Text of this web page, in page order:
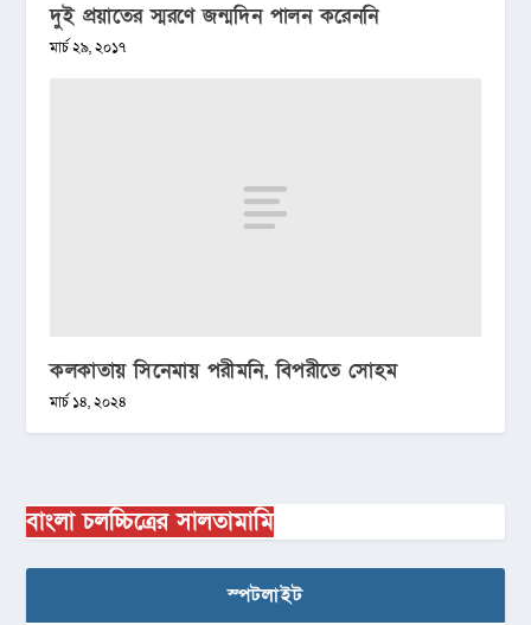
দুই প্রয়াতের স্মরণে জন্মদিন পালন করেননি
মার্চ ২৯, ২০১৭
কলকাতায় সিনেমায় পরীমনি, বিপরীতে সোহম
মার্চ ১৪, ২০২৪
বাংলা চলচ্চিত্রের সালতামামি
স্পটলাইট